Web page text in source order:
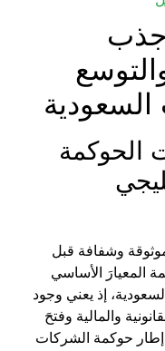
جذب
الحوكمة
وشفافة قبل
المعيارَ الأساسي
إذ يعني وجود
والمالية وفتحَ
إطار حوكمة الشركات